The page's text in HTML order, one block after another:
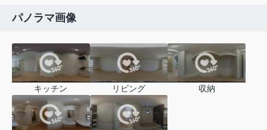
パノラマ画像
キッチン リビング 収納